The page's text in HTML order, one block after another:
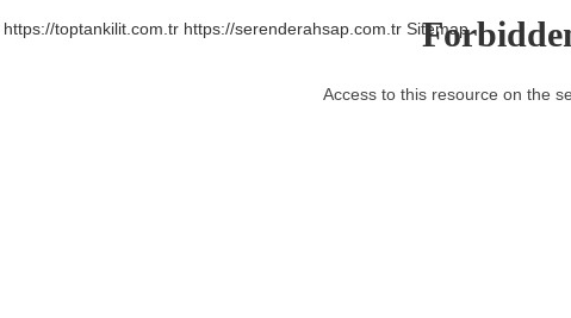
https://toptankilit.com.tr https://serenderahsap.com.tr Sitemap
Access to this resource on the